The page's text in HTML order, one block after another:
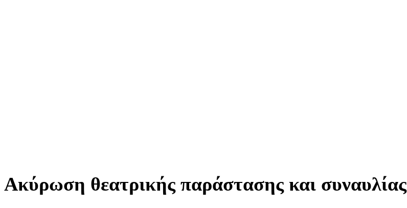
Ακύρωση θεατρικής παράστασης και συναυλίας